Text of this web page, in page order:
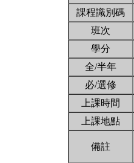
課程識別碼
班次
學分
全/半年
必/選修
上課時間
上課地點
備註